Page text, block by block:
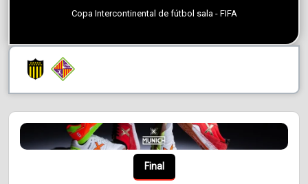
Copa Intercontinental de fútbol sala - FIFA
Final